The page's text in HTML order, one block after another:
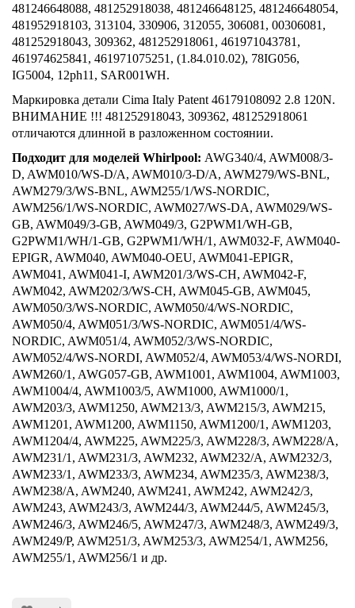
481246648088, 481252918038, 481246648125, 481246648054,
481952918103, 313104, 330906, 312055, 306081, 00306081,
481252918043, 309362, 481252918061, 461971043781,
461974625841, 461971075251, (1.84.010.02), 78IG056,
IG5004, 12ph11, SAR001WH.
Маркировка детали Cima Italy Patent 46179108092 2.8 120N.
ВНИМАНИЕ !!! 481252918043, 309362, 481252918061
отличаются длинной в разложенном состоянии.
Подходит для моделей Whirlpool: AWG340/4, AWM008/3-
D, AWM010/WS-D/A, AWM010/3-D/A, AWM279/WS-BNL,
AWM279/3/WS-BNL, AWM255/1/WS-NORDIC,
AWM256/1/WS-NORDIC, AWM027/WS-DA, AWM029/WS-
GB, AWM049/3-GB, AWM049/3, G2PWM1/WH-GB,
G2PWM1/WH/1-GB, G2PWM1/WH/1, AWM032-F, AWM040-
EPIGR, AWM040, AWM040-OEU, AWM041-EPIGR,
AWM041, AWM041-I, AWM201/3/WS-CH, AWM042-F,
AWM042, AWM202/3/WS-CH, AWM045-GB, AWM045,
AWM050/3/WS-NORDIC, AWM050/4/WS-NORDIC,
AWM050/4, AWM051/3/WS-NORDIC, AWM051/4/WS-
NORDIC, AWM051/4, AWM052/3/WS-NORDIC,
AWM052/4/WS-NORDI, AWM052/4, AWM053/4/WS-NORDI,
AWM260/1, AWG057-GB, AWM1001, AWM1004, AWM1003,
AWM1004/4, AWM1003/5, AWM1000, AWM1000/1,
AWM203/3, AWM1250, AWM213/3, AWM215/3, AWM215,
AWM1201, AWM1200, AWM1150, AWM1200/1, AWM1203,
AWM1204/4, AWM225, AWM225/3, AWM228/3, AWM228/A,
AWM231/1, AWM231/3, AWM232, AWM232/A, AWM232/3,
AWM233/1, AWM233/3, AWM234, AWM235/3, AWM238/3,
AWM238/A, AWM240, AWM241, AWM242, AWM242/3,
AWM243, AWM243/3, AWM244/3, AWM244/5, AWM245/3,
AWM246/3, AWM246/5, AWM247/3, AWM248/3, AWM249/3,
AWM249/P, AWM251/3, AWM253/3, AWM254/1, AWM256,
AWM255/1, AWM256/1 и др.